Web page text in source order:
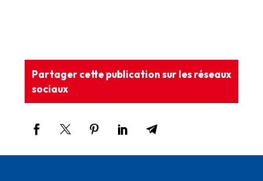
Partager cette publication sur les réseaux
sociaux